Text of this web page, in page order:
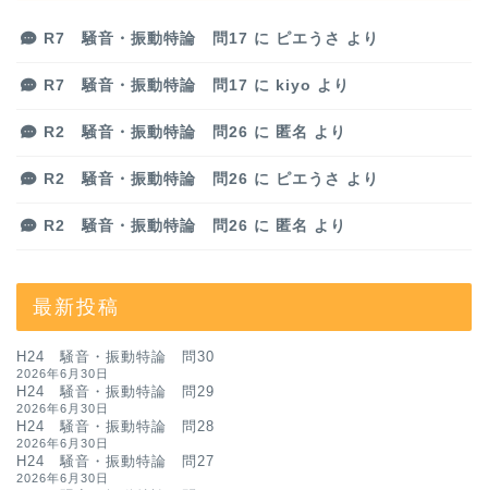
R7 騒音・振動特論 問17 に ピエうさ より
R7 騒音・振動特論 問17 に kiyo より
R2 騒音・振動特論 問26 に 匿名 より
R2 騒音・振動特論 問26 に ピエうさ より
R2 騒音・振動特論 問26 に 匿名 より
最新投稿
H24 騒音・振動特論 問30
2026年6月30日
H24 騒音・振動特論 問29
2026年6月30日
H24 騒音・振動特論 問28
2026年6月30日
H24 騒音・振動特論 問27
2026年6月30日